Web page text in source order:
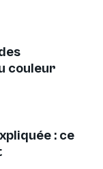
couleur
: ce